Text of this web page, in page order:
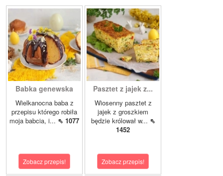
Babka genewska
Wielkanocna baba z
przepisu którego robiła
moja babcia, i... ⇖ 1077
Zobacz przepis!
Pasztet z jajek z...
Wiosenny pasztet z
jajek z groszkiem
będzie królował w... ⇖
1452
Zobacz przepis!